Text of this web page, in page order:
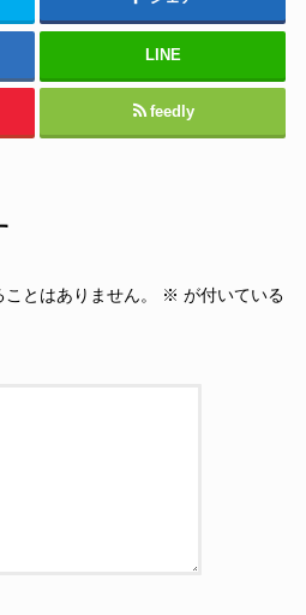
LINE
feedly
とはありません。 ※ が付いている